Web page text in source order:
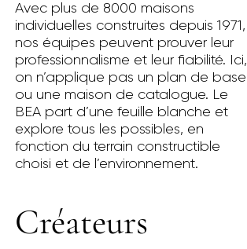
Avec plus de 8000 maisons
individuelles construites depuis 1971,
nos équipes peuvent prouver leur
professionnalisme et leur fiabilité. Ici,
on n’applique pas un plan de base
ou une maison de catalogue. Le
BEA part d’une feuille blanche et
explore tous les possibles, en
fonction du terrain constructible
choisi et de l’environnement.
Créateurs